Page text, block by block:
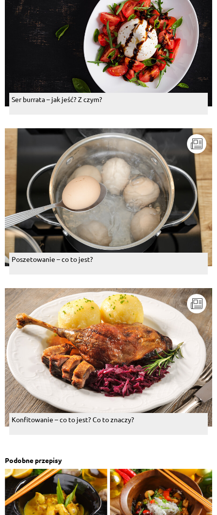
Ser burrata – jak jeść? Z czym?
Poszetowanie – co to jest?
Konfitowanie – co to jest? Co to znaczy?
Podobne przepisy